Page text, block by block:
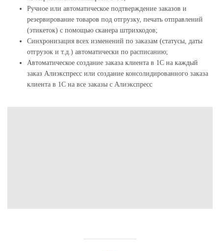
Ручное или автоматическое подтверждение заказов и
резервирование товаров под отгрузку, печать отправлений
(этикеток) с помощью сканера штрихкодов;
Синхронизация всех изменений по заказам (статусы, даты
отгрузок и т.д.) автоматически по расписанию;
Автоматическое создание заказа клиента в 1С на каждый
заказ Алиэкспресс или создание консолидированного заказа
клиента в 1С на все заказы с Алиэкспресс